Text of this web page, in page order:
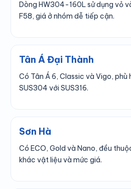
Dòng HW304-160L sử dụng vỏ
F58, giá ở nhóm dễ tiếp cận.
Tân Á Đại Thành
Có Tân Á 6, Classic và Vigo, phù
SUS304 với SUS316.
Sơn Hà
Có ECO, Gold và Nano, đều
khác vật liệu và mức giá.